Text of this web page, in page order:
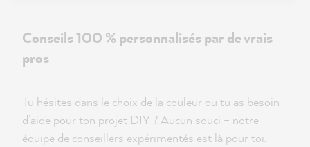
Conseils 100 % personnalisés par de vrais
pros
Tu hésites dans le choix de la couleur ou tu as besoin
d’aide pour ton projet DIY ? Aucun souci – notre
équipe de conseillers expérimentés est là pour toi.